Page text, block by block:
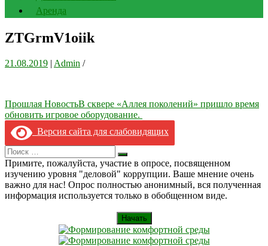
Аренда
ZTGrmV1oiik
21.08.2019 | Admin /
Навигация
по
записям
Прошлая НовостьВ сквере «Аллея поколений» пришло время
обновить игровое оборудование.
Версия сайта для слабовидящих
Search
for:
Искать
Примите, пожалуйста, участие в опросе, посвященном
изучению уровня "деловой" коррупции. Ваше мнение очень
важно для нас! Опрос полностью анонимный, вся полученная
информация используется только в обобщенном виде.
Начать